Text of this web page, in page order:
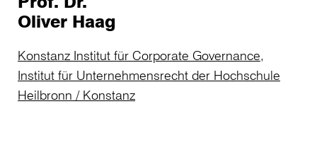
Oliver Haag
Konstanz Institut für Corporate Governance,
Institut für Unternehmensrecht der Hochschule
Heilbronn / Konstanz